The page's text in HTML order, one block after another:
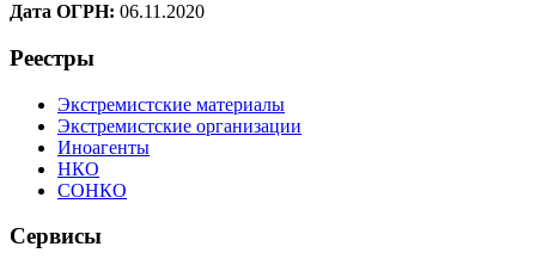
Дата ОГРН: 06.11.2020
Реестры
Экстремистские материалы
Экстремистские организации
Иноагенты
НКО
СОНКО
Сервисы